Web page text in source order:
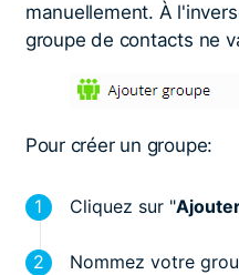
manuellement. À
groupe de contacts ne
Pour créer un groupe:
Cliquez sur "
Nommez votre